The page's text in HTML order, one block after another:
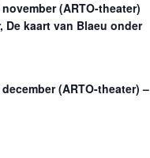
(ARTO-theater)
De kaart van Blaeu onder
(ARTO-theater) –